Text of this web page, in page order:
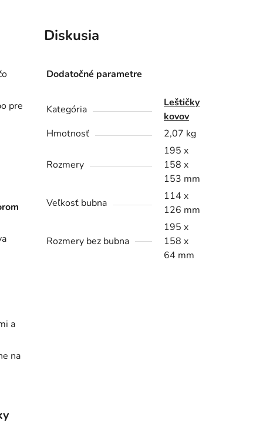
Diskusia
pre
a
na
Dodatočné parametre
Kategória
Leštičky
kovov
Hmotnosť
2,07 kg
Rozmery
195 x
158 x
153 mm
Veľkosť bubna
114 x
126 mm
Rozmery bez bubna
195 x
158 x
64 mm